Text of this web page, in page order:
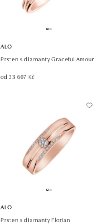
ALO
Prsten s diamanty Graceful Amour
od 33 607 Kč
ALO
Prsten s diamanty Florian